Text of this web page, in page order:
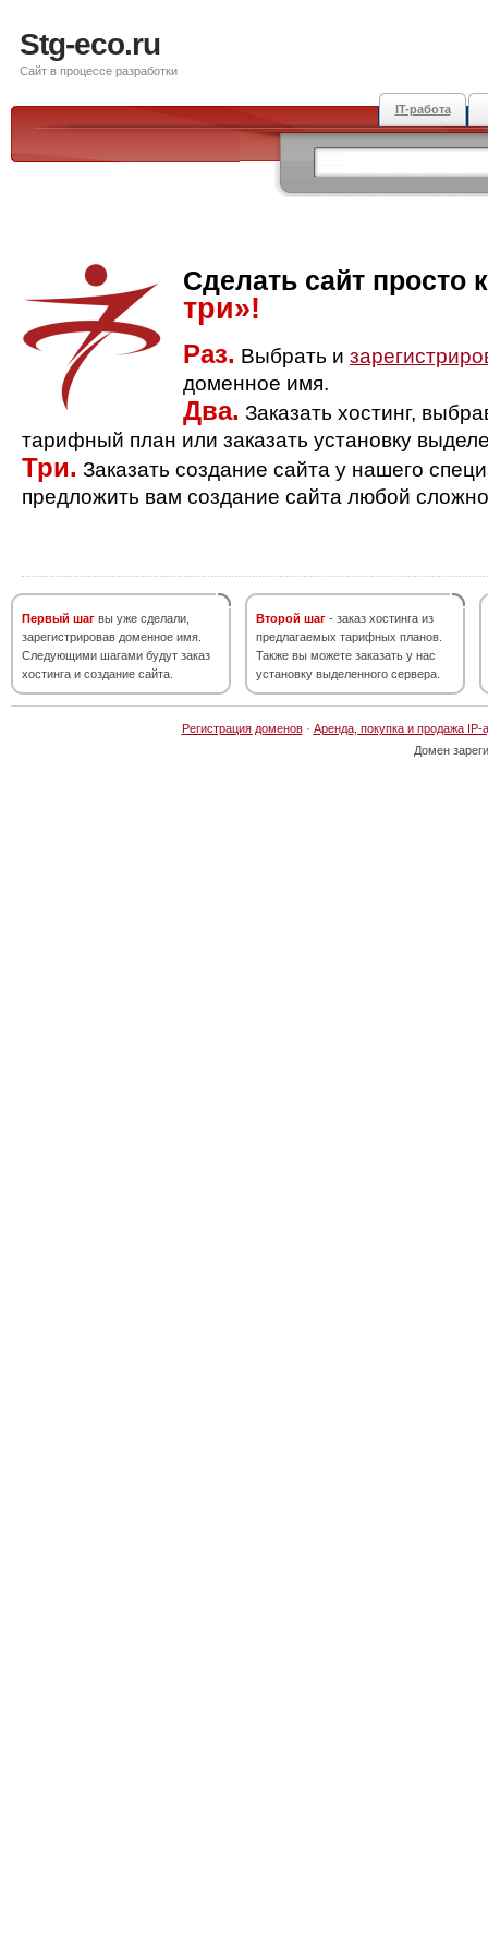
Stg-eco.ru
Сайт в процессе разработки
IT-работа
Сделать сайт просто
три»!
Раз. Выбрать и
доменное имя.
Два. Заказать хостинг,
тарифный план или заказать установку
Три. Заказать создание сайта у нашего
предложить вам создание сайта любой
Первый шаг вы уже сделали,
зарегистрировав доменное имя.
Следующими шагами будут заказ
хостинга и создание сайта.
Второй шаг - заказ хостинга из
предлагаемых тарифных планов.
Также вы можете заказать у нас
установку выделенного сервера.
Регистрация доменов· Аренда, покупка и продажа IP-
Домен